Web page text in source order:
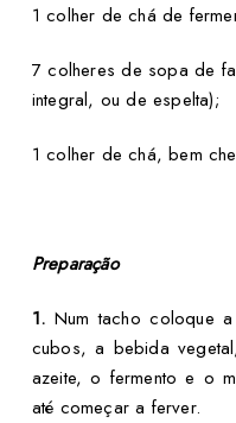
1 colher de chá de
7 colheres de sopa de
integral, ou de espelta);
1 colher de chá, bem
Preparação
1. Num tacho coloque
cubos, a bebida
azeite, o fermento e o
até começar a ferver.